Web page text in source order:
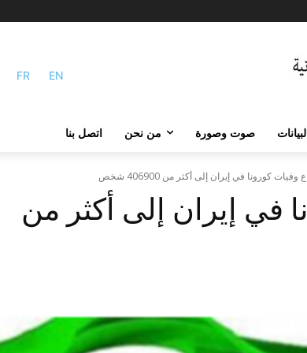
FR EN
صوت وصورة من نحن اتصل بنا
وفیات کورونا في إيران إلى أكثر من 406900 شخص
في إيران إلى أكثر من